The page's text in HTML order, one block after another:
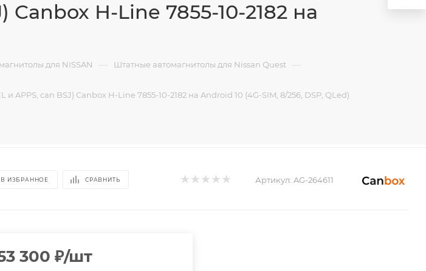
Canbox H-Line 7855-10-2182 на
для NISSAN — Штатные автомагнитолы для Nissan Quest —
APPS, can BSJ) Canbox H-Line 7855-10-2182 на Android 10 (4G-SIM, 8/256, DSP, QLed)
В ИЗБРАННОЕ СРАВНИТЬ Артикул: AG-264611
300 ₽/шт